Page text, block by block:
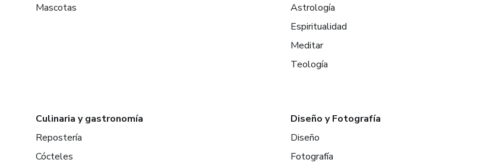
Mascotas
Astrología
Espiritualidad
Meditar
Teología
Culinaria y gastronomía
Repostería
Cócteles
Diseño y Fotografía
Diseño
Fotografía